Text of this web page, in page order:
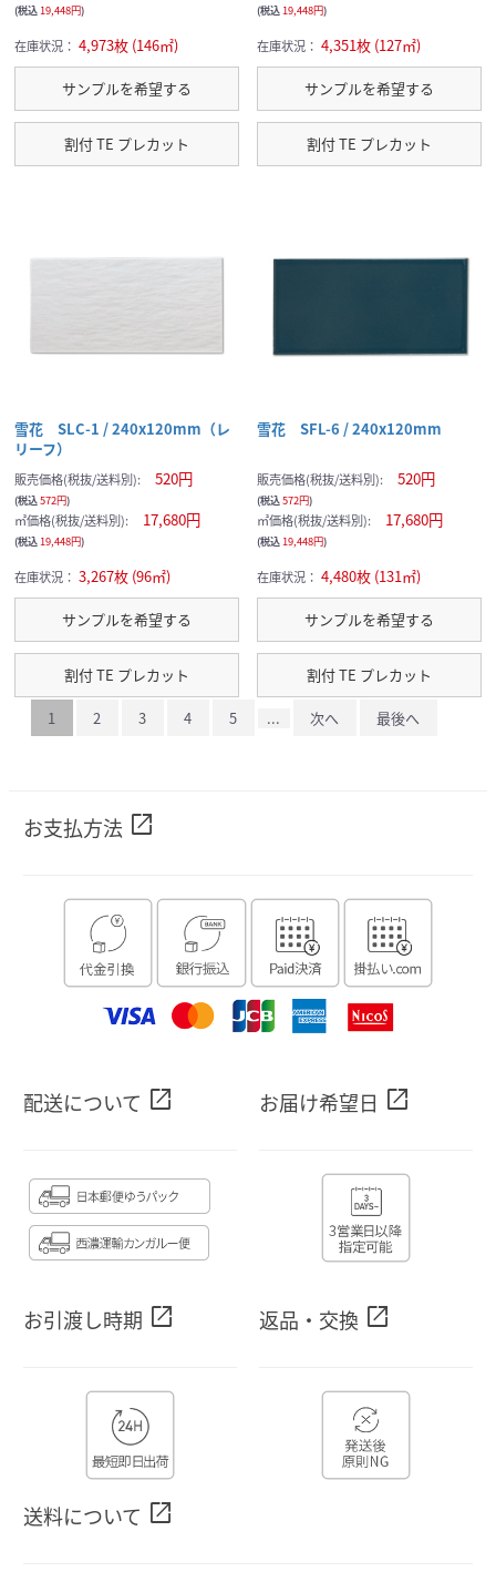
(税込19,448円)
在庫状況： 4,973枚 (146㎡)
サンプルを希望する
割付 TE プレカット
(税込19,448円)
在庫状況： 4,351枚 (127㎡)
サンプルを希望する
割付 TE プレカット
雪花 SLC-1 / 240x120mm（レ
リーフ）
販売価格(税抜/送料別): 520円
(税込572円)
㎡価格(税抜/送料別): 17,680円
(税込19,448円)
在庫状況： 3,267枚 (96㎡)
サンプルを希望する
割付 TE プレカット
雪花 SFL-6 / 240x120mm
販売価格(税抜/送料別): 520円
(税込572円)
㎡価格(税抜/送料別): 17,680円
(税込19,448円)
在庫状況： 4,480枚 (131㎡)
サンプルを希望する
割付 TE プレカット
1 2 3 4 5 ... 次へ 最後へ
お支払方法 open_in_new
配送について open_in_new お届け希望日 open_in_new
お引渡し時期 open_in_new 返品・交換 open_in_new
送料について open_in_new